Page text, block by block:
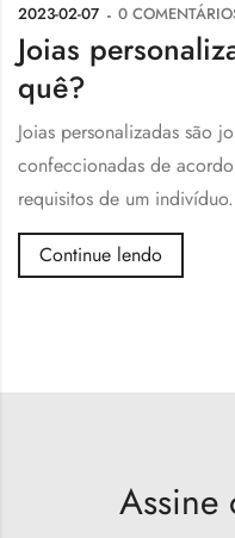
2023-02-07 0
Joias
quê?
Joias personalizadas são
confeccionadas de
requisitos de um
Continue lendo
Assine